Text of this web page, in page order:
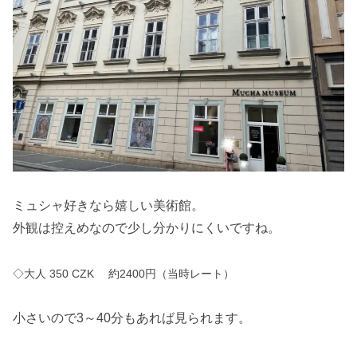
ミュシャ好きなら嬉しい美術館。
外観は控えめなので少し分かりにくいですね。
◇大人 350 CZK 約2400円（当時レート）
小さいので3～40分もあれば見られます。